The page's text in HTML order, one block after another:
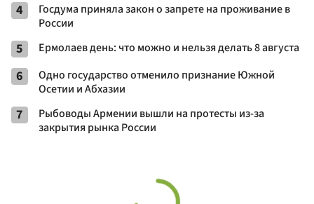
4
Госдума приняла закон о запрете на проживание в
России
5 Ермолаев день: что можно и нельзя делать 8 августа
6
Одно государство отменило признание Южной
Осетии и Абхазии
7
Рыбоводы Армении вышли на протесты из-за
закрытия рынка России